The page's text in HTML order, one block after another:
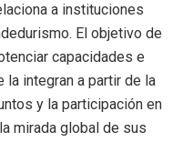
a instituciones
El objetivo de
capacidades e
integran a partir de la
y la participación en
mirada global de sus